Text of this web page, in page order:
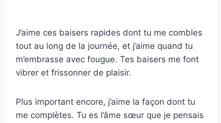
J’aime ces baisers rapides dont tu me combles
tout au long de la journée, et j’aime quand tu
m’embrasse avec fougue. Tes baisers me font
vibrer et frissonner de plaisir.
Plus important encore, j’aime la façon dont tu
me complètes. Tu es l’âme sœur que je pensais